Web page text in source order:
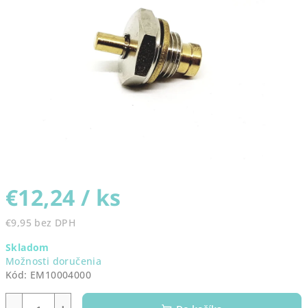
€12,24 / ks
€9,95 bez DPH
cena:
Skladom
Možnosti doručenia
Kód: EM10004000